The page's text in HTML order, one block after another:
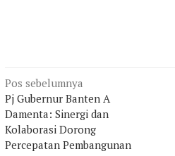
Navigasi
pos
Pos sebelumnya
Pj Gubernur Banten A
Damenta: Sinergi dan
Kolaborasi Dorong
Percepatan Pembangunan